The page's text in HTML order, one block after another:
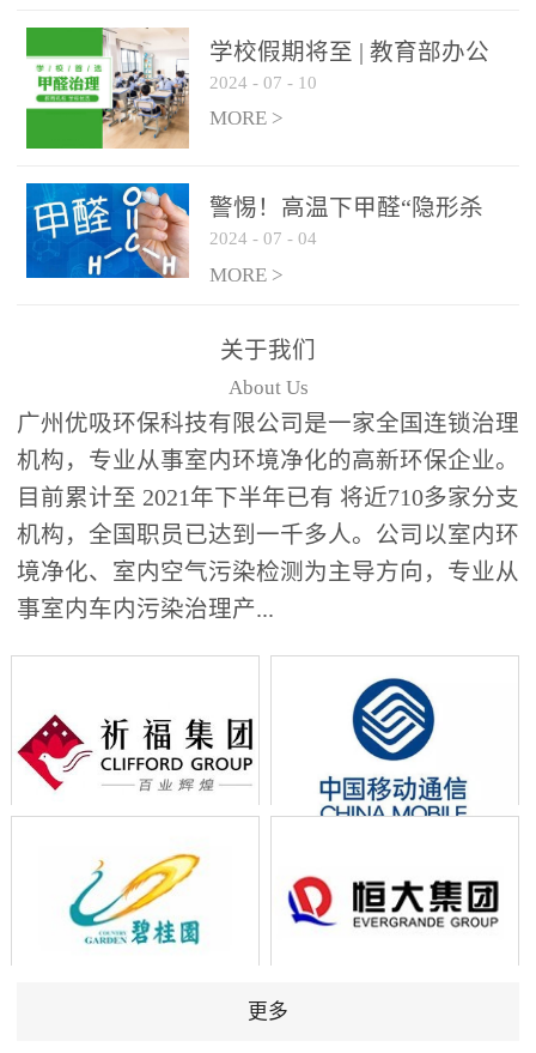
学校假期将至 | 教育部办公
厅关于加强学校新建校舍室
内空气质量管理通知
2024 - 07 - 10
MORE >
警惕！高温下甲醛“隐形杀
手”来袭，你的家安全吗？
2024 - 07 - 04
MORE >
关于我们
About Us
广州优吸环保科技有限公司是一家全国连锁治理
机构，专业从事室内环境净化的高新环保企业。
目前累计至 2021年下半年已有 将近710多家分支
机构，全国职员已达到一千多人。公司以室内环
境净化、室内空气污染检测为主导方向，专业从
事室内车内污染治理产...
更多